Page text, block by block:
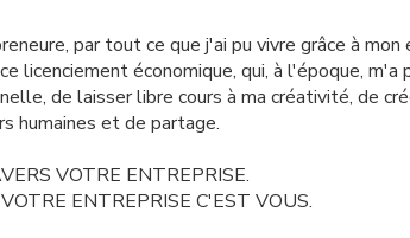
par tout ce que j'ai pu vivre grâce à mon
licenciement économique, qui, à l'époque, m'a
de laisser libre cours à ma créativité, de
humaines et de partage.
VOTRE ENTREPRISE.
ENTREPRISE C'EST VOUS.